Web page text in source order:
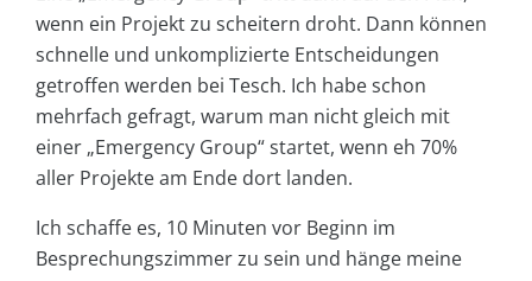
wenn ein Projekt zu scheitern droht. Dann können
schnelle und unkomplizierte Entscheidungen
getroffen werden bei Tesch. Ich habe schon
mehrfach gefragt, warum man nicht gleich mit
einer „Emergency Group“ startet, wenn eh 70%
aller Projekte am Ende dort landen.
Ich schaffe es, 10 Minuten vor Beginn im
Besprechungszimmer zu sein und hänge meine